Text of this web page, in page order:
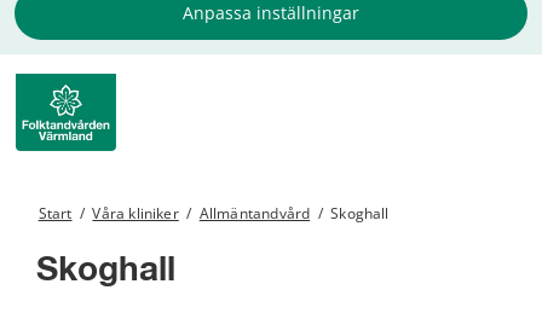
Anpassa inställningar
Start / Våra kliniker / Allmäntandvård / Skoghall
Skoghall